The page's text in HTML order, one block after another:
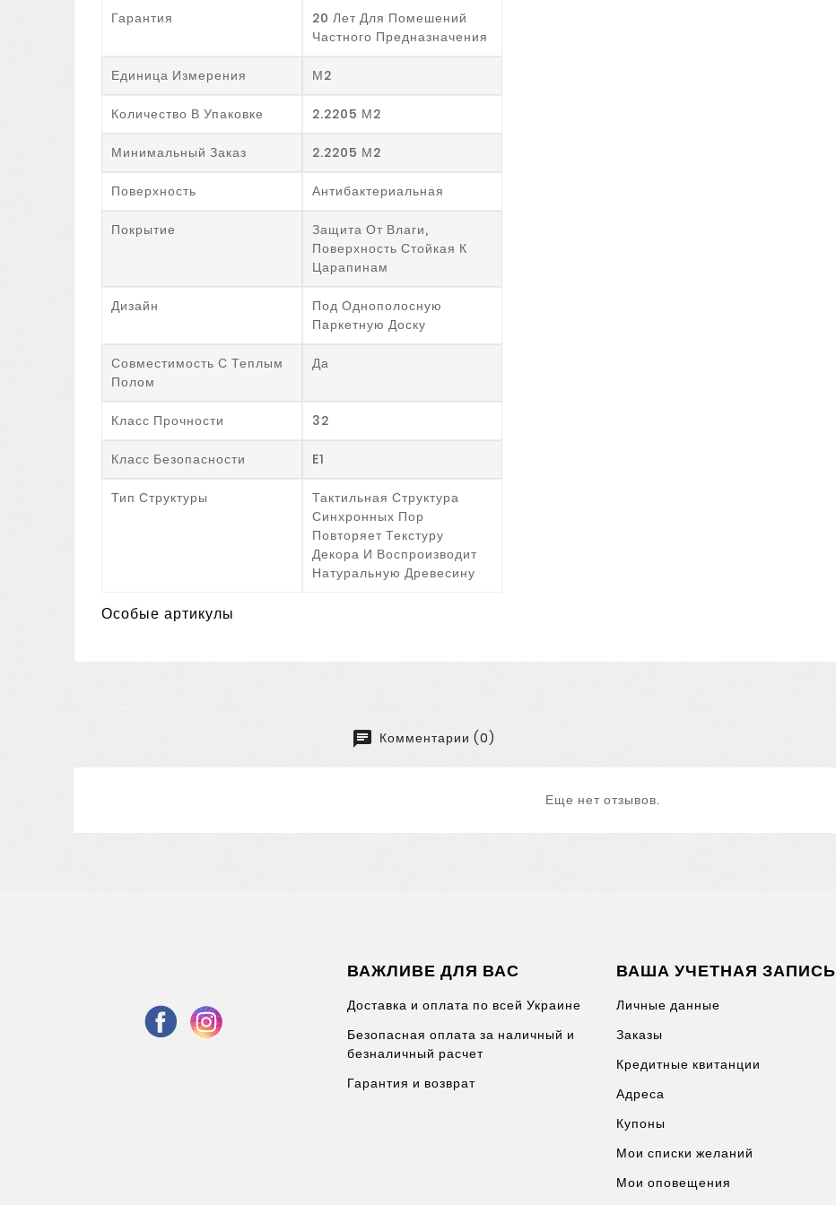
Гарантия
20 Лет Для Помешений
Частного Предназначения
Единица Измерения М2
Количество В Упаковке 2.2205 М2
Минимальный Заказ 2.2205 М2
Поверхность Антибактериальная
Покрытие
Защита От Влаги,
Поверхность Стойкая К
Царапинам
Дизайн
Под Однополосную
Паркетную Доску
Совместимость С Теплым
Полом
Да
Класс Прочности 32
Класс Безопасности E1
Тип Структуры
Тактильная Структура
Синхронных Пор
Повторяет Текстуру
Декора И Воспроизводит
Натуральную Древесину
Особые артикулы
Комментарии (0)
Еще нет отзывов.
ВАЖЛИВЕ ДЛЯ ВАС
Доставка и оплата по всей Украине
Безопасная оплата за наличный и
безналичный расчет
Гарантия и возврат
ВАША УЧЕТНАЯ ЗАПИСЬ
Личные данные
Заказы
Кредитные квитанции
Адреса
Купоны
Мои списки желаний
Мои оповещения